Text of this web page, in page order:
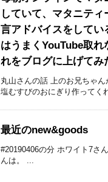
していて、マタニティ
言アドバイスをしてい
はうまくYouTube取れ
れをブログに上げてみ
丸山さんの話 上のお兄ちゃ
塩むすびのおにぎり作ってく
最近のnew&goods
#20190406の分 ホワイト7さ
んは。 ...